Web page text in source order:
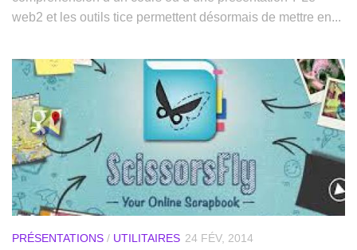
web2 et les outils tice permettent désormais de mettre en...
PRÉSENTATIONS / UTILITAIRES 24 FÉV, 2014